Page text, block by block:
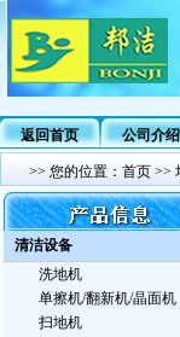
返回首页 公司介绍
>> 您的位置： 首页 >>
清洁设备
洗地机
单擦机/翻新机/晶面机
扫地机